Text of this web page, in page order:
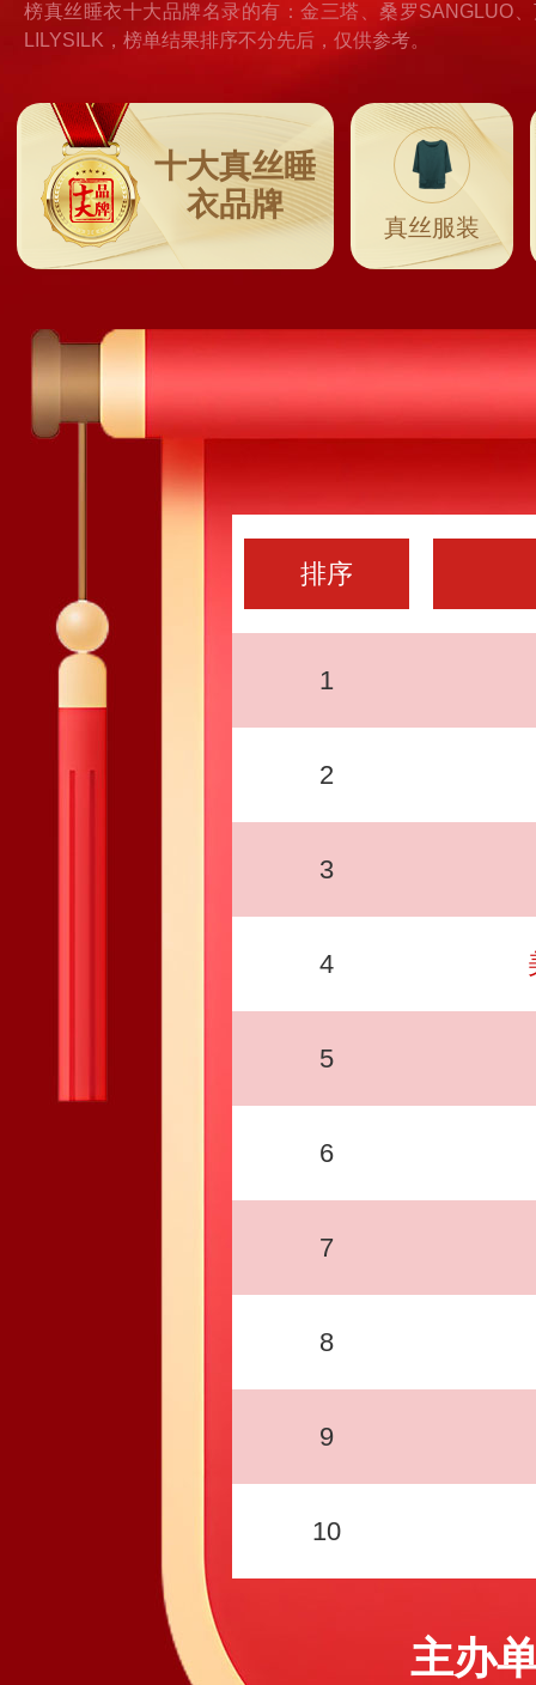
榜真丝睡衣十大品牌名录的有：金三塔、桑罗SANGLUO
LILYSILK，榜单结果排序不分先后，仅供参考。
十大真丝睡
衣品牌
真丝服装
排序
1
2
3
4
5
6
7
8
9
10
主办